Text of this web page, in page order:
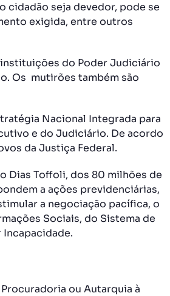
cidadão seja devedor, pode se
exigida, entre outros
instituições do Poder Judiciário
Os mutirões também são
Nacional Integrada para
e do Judiciário. De acordo
da Justiça Federal.
Dias Toffoli, dos 80 milhões de
a ações previdenciárias,
a negociação pacífica, o
Sociais, do Sistema de
ou Autarquia à